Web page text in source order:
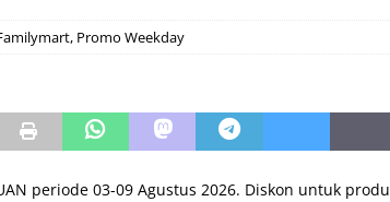
, Promo Weekday
periode 03-09 Agustus 2026. Diskon untuk